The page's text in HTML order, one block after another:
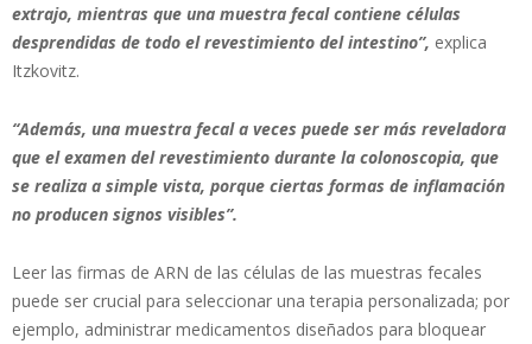
extrajo, mientras que una muestra fecal contiene células
desprendidas de todo el revestimiento del intestino”, explica
Itzkovitz.
“Además, una muestra fecal a veces puede ser más reveladora
que el examen del revestimiento durante la colonoscopia, que
se realiza a simple vista, porque ciertas formas de inflamación
no producen signos visibles”.
Leer las firmas de ARN de las células de las muestras fecales
puede ser crucial para seleccionar una terapia personalizada; por
ejemplo, administrar medicamentos diseñados para bloquear